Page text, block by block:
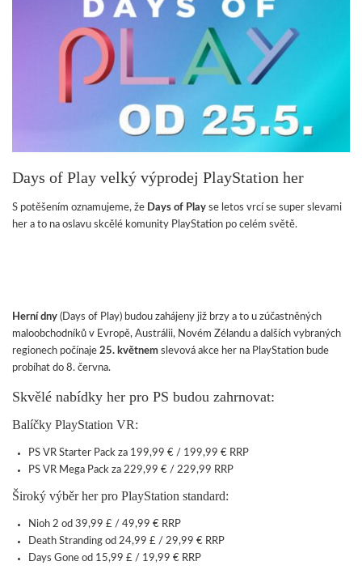
Days of Play velký výprodej PlayStation her
S potěšením oznamujeme, že Days of Play se letos vrcí se super slevami
her a to na oslavu skcělé komunity PlayStation po celém světě.
Herní dny (Days of Play) budou zahájeny již brzy a to u zúčastněných
maloobchodníků v Evropě, Austrálii, Novém Zélandu a dalších vybraných
regionech počínaje 25. květnem slevová akce her na PlayStation bude
probíhat do 8. června.
Skvělé nabídky her pro PS budou zahrnovat:
Balíčky PlayStation VR:
PS VR Starter Pack za 199,99 € / 199,99 € RRP
PS VR Mega Pack za 229,99 € / 229,99 RRP
Široký výběr her pro PlayStation standard:
Nioh 2 od 39,99 £ / 49,99 € RRP
Death Stranding od 24,99 £ / 29,99 € RRP
Days Gone od 15,99 £ / 19,99 € RRP